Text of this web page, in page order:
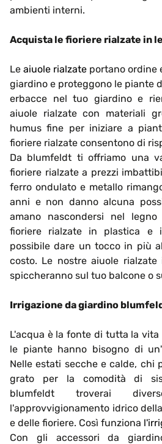
ambienti interni.
Acquista le fioriere rialzate in
Le aiuole rialzate portano ordine
giardino e proteggono le piante
erbacce nel tuo giardino e
aiuole rialzate con materiali
humus fine per iniziare a
fioriere rialzate consentono di
Da blumfeldt ti offriamo una
fioriere rialzate a prezzi
ferro ondulato e metallo
anni e non danno alcuna
amano nascondersi nel
fioriere rialzate in plastica e
possibile dare un tocco in più
costo. Le nostre aiuole rialzate
spiccheranno sul tuo balcone o
Irrigazione da giardino
L'acqua è la fonte di tutta la
le piante hanno bisogno di
Nelle estati secche e calde, chi
grato per la comodità di
blumfeldt troverai
l'approvvigionamento idrico
e delle fioriere. Così funziona
Con gli accessori da